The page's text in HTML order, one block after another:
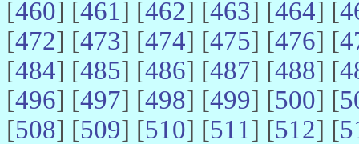
[460] [461] [462] [463] [464] [
[472] [473] [474] [475] [476] [
[484] [485] [486] [487] [488] [
[496] [497] [498] [499] [500] [
[508] [509] [510] [511] [512] [